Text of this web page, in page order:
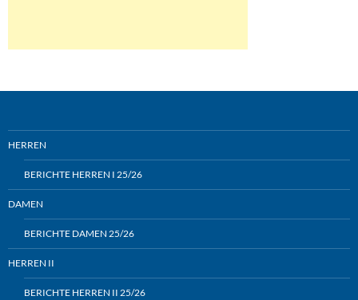
HERREN
BERICHTE HERREN I 25/26
DAMEN
BERICHTE DAMEN 25/26
HERREN II
BERICHTE HERREN II 25/26